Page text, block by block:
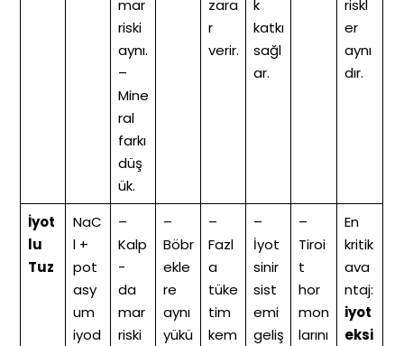
mar
riski
aynı.
–
Mine
ral
farkı
düş
ük.
zara
r
verir.
k
katkı
sağl
ar.
riskl
er
aynı
dır.
İyot
lu
Tuz
NaC
l +
pot
asy
um
iyod
–
Kalp
-
da
mar
riski
–
Böbr
ekle
re
aynı
yükü
–
Fazl
a
tüke
tim
kem
–
İyot
sinir
sist
emi
geliş
–
Tiroi
t
hor
mon
larını
En
kritik
ava
ntaj:
iyot
eksi